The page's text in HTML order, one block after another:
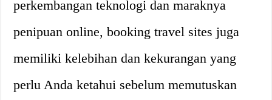
perkembangan teknologi dan maraknya
penipuan online, booking travel sites juga
memiliki kelebihan dan kekurangan yang
perlu Anda ketahui sebelum memutuskan